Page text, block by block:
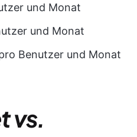
und Monat
und Monat
Benutzer und Monat
vs.